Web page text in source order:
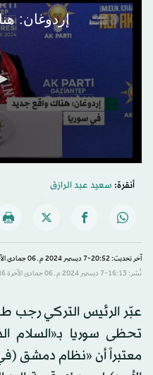
إردوغان:
أنقرة: سعيد عبد الرازق
آخر تحديث: 20:52-7 ديسمبر 2024 م ـ 06 جمادى الآخرة 1446 هـ
نُشر: 16:13-7 ديسمبر 2024 م ـ 06 جمادى الآخرة 1446 هـ
عبّر الرئيس التركي رجب
معتبراً أن «نظام دمشق